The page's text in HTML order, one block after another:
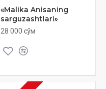
«Malika Anisaning
sarguzashtlari»
28 000 сўм